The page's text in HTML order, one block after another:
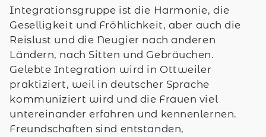
Integrationsgruppe ist die Harmonie, die
Geselligkeit und Fröhlichkeit, aber auch die
Reislust und die Neugier nach anderen
Ländern, nach Sitten und Gebräuchen.
Gelebte Integration wird in Ottweiler
praktiziert, weil in deutscher Sprache
kommuniziert wird und die Frauen viel
untereinander erfahren und kennenlernen.
Freundschaften sind entstanden,